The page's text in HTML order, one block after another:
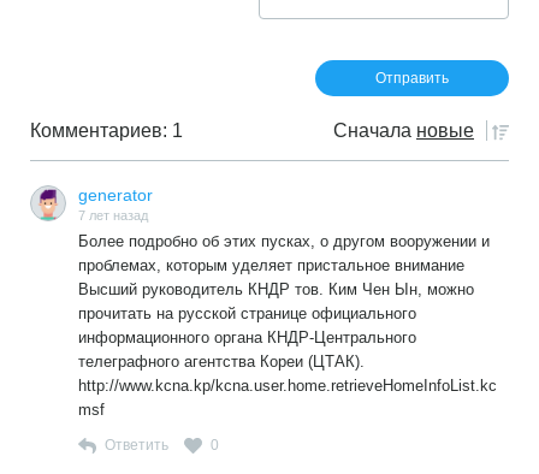
Комментариев: 1 Сначала новые
generator
7 лет назад
Более подробно об этих пусках, о другом вооружении и
проблемах, которым уделяет пристальное внимание
Высший руководитель КНДР тов. Ким Чен Ын, можно
прочитать на русской странице официального
информационного органа КНДР-Центрального
телеграфного агентства Кореи (ЦТАК).
http://www.kcna.kp/kcna.user.home.retrieveHomeInfoList.kc
msf
Ответить 0